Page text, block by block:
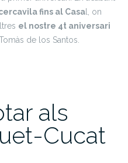
fins al Casa l, on
el nostre 4t aniversari
de los Santos.
als
Cucat